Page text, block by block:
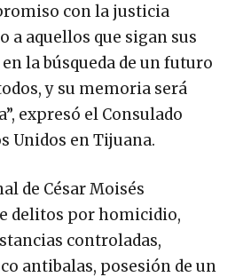
con la justicia
a aquellos que sigan sus
la búsqueda de un futuro
y su memoria será
expresó el Consulado
Unidos en Tijuana.
de César Moisés
delitos por homicidio,
controladas,
antibalas, posesión de un